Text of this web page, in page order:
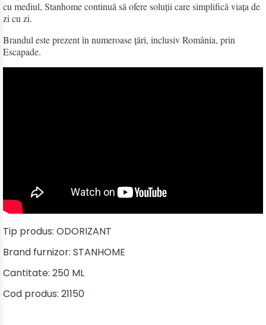
cu mediul, Stanhome continuă să ofere soluții care simplifică viața de
zi cu zi.
Brandul este prezent în numeroase țări, inclusiv România, prin
Escapade.
Tip produs: ODORIZANT
Brand furnizor: STANHOME
Cantitate: 250 ML
Cod produs: 21150